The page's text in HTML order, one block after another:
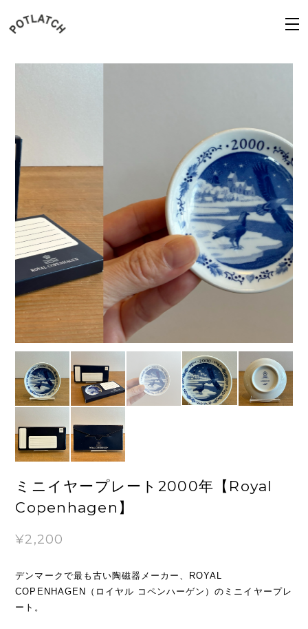
ミニイヤープレート2000年【Royal
Copenhagen】
¥2,200
デンマークで最も古い陶磁器メーカー、ROYAL
COPENHAGEN（ロイヤル コペンハーゲン）のミニイヤープレ
ート。